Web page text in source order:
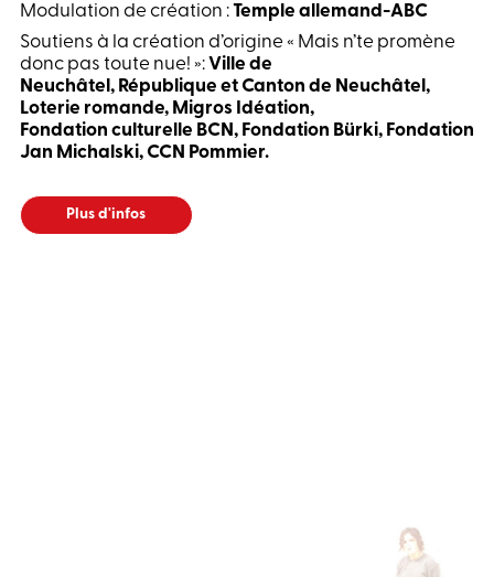
Modulation de création :Temple allemand-ABC
Soutiens à la création d’origine « Mais n’te promène
donc pas toute nue! »: Ville de
Neuchâtel, République et Canton de Neuchâtel,
Loterie romande, Migros Idéation,
Fondation culturelle BCN, Fondation Bürki, Fondation
Jan Michalski, CCN Pommier.
Plus d'infos